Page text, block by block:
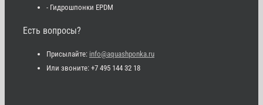
- Гидрошпонки EPDM
Есть вопросы?
Присылайте: info@aquashponka.ru
Или звоните: +7 495 144 32 18